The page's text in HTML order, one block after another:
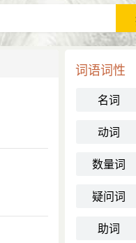
词语词性
名词
动词
数量词
疑问词
助词